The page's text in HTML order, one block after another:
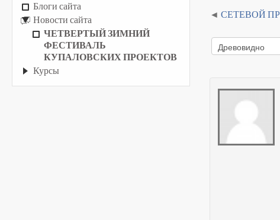
СЕТЕВОЙ
Блоги сайта
Новости сайта
ЧЕТВЕРТЫЙ ЗИМНИЙ
ФЕСТИВАЛЬ
КУПАЛОВСКИХ ПРОЕКТОВ
Курсы